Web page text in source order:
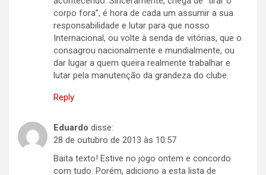
corpo fora”, é hora de cada um assumir a sua
responsabilidade e lutar para que nosso
Internacional, ou volte à senda de vitórias, que o
consagrou nacionalmente e mundialmente, ou
dar lugar a quem queira realmente trabalhar e
lutar pela manutenção da grandeza do clube.
Reply
Eduardo disse:
28 de outubro de 2013 às 10:57
Baita texto! Estive no jogo ontem e concordo
com tudo. Porém, adiciono a esta lista de